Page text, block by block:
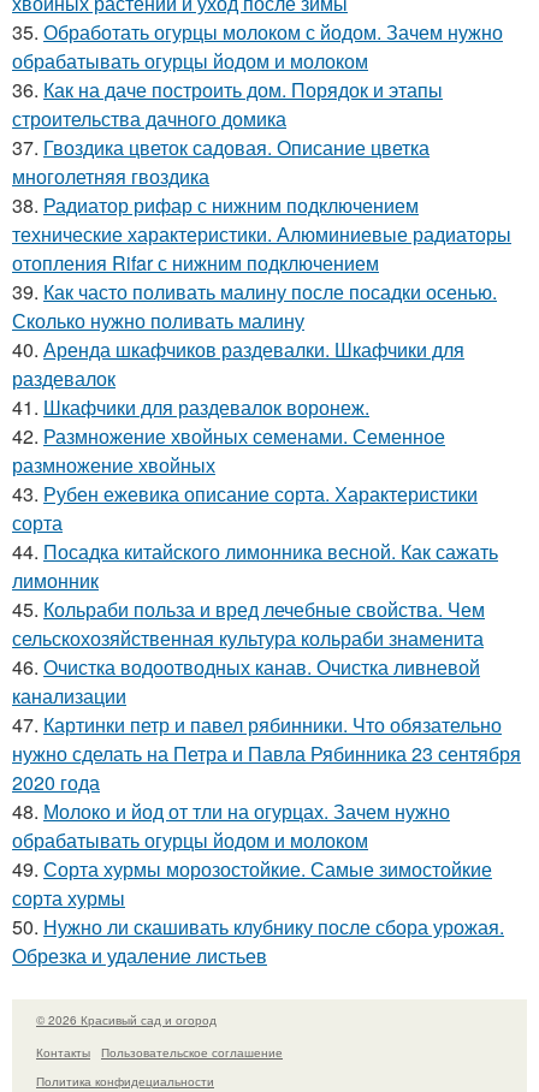
35. Обработать огурцы молоком с йодом. Зачем нужно
обрабатывать огурцы йодом и молоком
36. Как на даче построить дом. Порядок и этапы
строительства дачного домика
37. Гвоздика цветок садовая. Описание цветка
многолетняя гвоздика
38. Радиатор рифар с нижним подключением
технические характеристики. Алюминиевые радиаторы
отопления Rifar с нижним подключением
39. Как часто поливать малину после посадки осенью.
Сколько нужно поливать малину
40. Аренда шкафчиков раздевалки. Шкафчики для
раздевалок
41. Шкафчики для раздевалок воронеж.
42. Размножение хвойных семенами. Семенное
размножение хвойных
43. Рубен ежевика описание сорта. Характеристики
сорта
44. Посадка китайского лимонника весной. Как сажать
лимонник
45. Кольраби польза и вред лечебные свойства. Чем
сельскохозяйственная культура кольраби знаменита
46. Очистка водоотводных канав. Очистка ливневой
канализации
47. Картинки петр и павел рябинники. Что обязательно
нужно сделать на Петра и Павла Рябинника 23 сентября
2020 года
48. Молоко и йод от тли на огурцах. Зачем нужно
обрабатывать огурцы йодом и молоком
49. Сорта хурмы морозостойкие. Самые зимостойкие
сорта хурмы
50. Нужно ли скашивать клубнику после сбора урожая.
Обрезка и удаление листьев
© 2026 Красивый сад и огород
Контакты
Пользовательское соглашение
Политика конфидециальности